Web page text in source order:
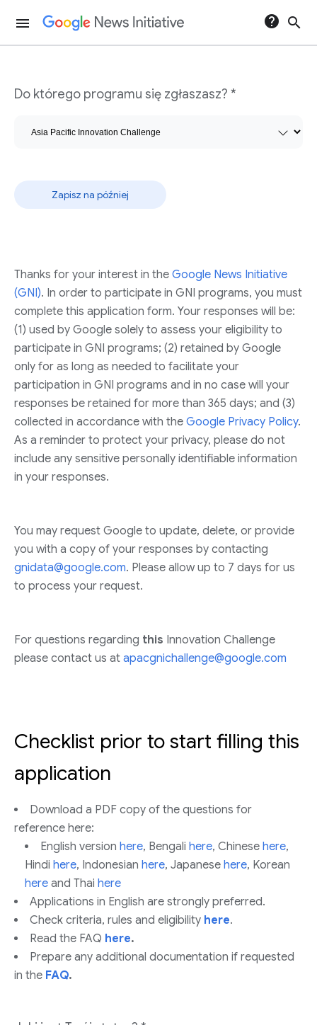
menu help search
Formularz programów Innovation Challenge
Do którego programu się zgłaszasz? *
Zapisz na później
Thanks for your interest in the Google News Initiative
(GNI). In order to participate in GNI programs, you must
complete this application form. Your responses will be:
(1) used by Google solely to assess your eligibility to
participate in GNI programs; (2) retained by Google
only for as long as needed to facilitate your
participation in GNI programs and in no case will your
responses be retained for more than 365 days; and (3)
collected in accordance with the Google Privacy Policy.
As a reminder to protect your privacy, please do not
include any sensitive personally identifiable information
in your responses.
You may request Google to update, delete, or provide
you with a copy of your responses by contacting
gnidata@google.com. Please allow up to 7 days for us
to process your request.
For questions regarding this Innovation Challenge
please contact us at apacgnichallenge@google.com
Checklist prior to start filling this
application
Download a PDF copy of the questions for
reference here:
English version here, Bengali here, Chinese here,
Hindi here, Indonesian here, Japanese here, Korean
here and Thai here
Applications in English are strongly preferred.
Check criteria, rules and eligibility here.
Read the FAQ here.
Prepare any additional documentation if requested
in the FAQ.